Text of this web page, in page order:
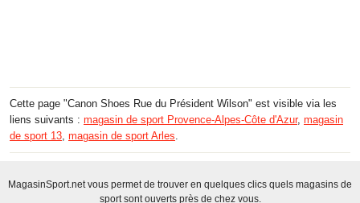
Cette page "Canon Shoes Rue du Président Wilson" est visible via les
liens suivants : magasin de sport Provence-Alpes-Côte d'Azur, magasin
de sport 13, magasin de sport Arles.
MagasinSport.net vous permet de trouver en quelques clics quels magasins de
sport sont ouverts près de chez vous.